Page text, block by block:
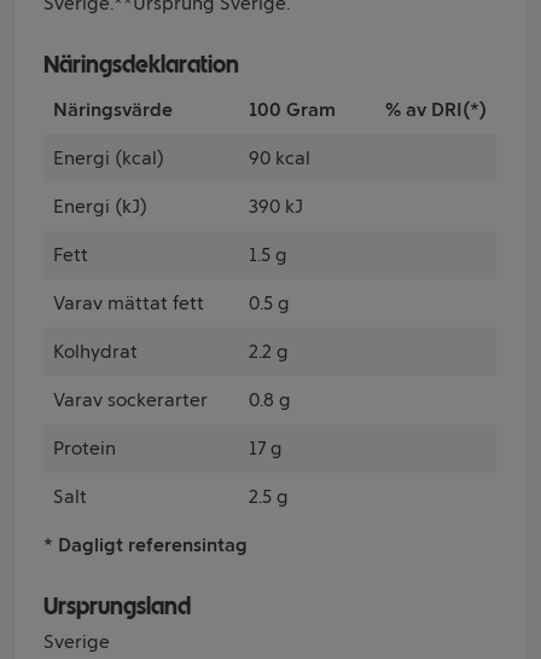
Näringsdeklaration
Näringsvärde 100 Gram % av DRI(*)
Energi (kcal) 90 kcal
Energi (kJ) 390 kJ
Fett 1.5 g
Varav mättat fett 0.5 g
Kolhydrat 2.2 g
Varav sockerarter 0.8 g
Protein 17 g
Salt 2.5 g
* Dagligt referensintag
Ursprungsland
Sverige